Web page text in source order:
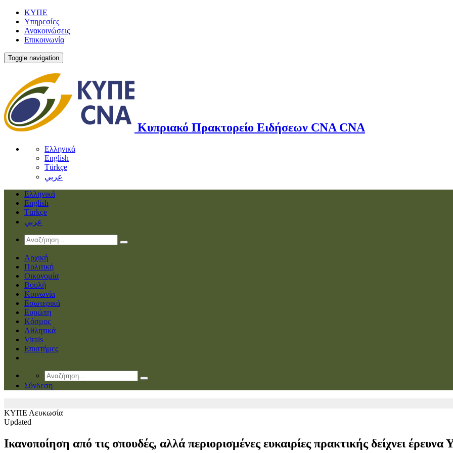
ΚΥΠΕ
Υπηρεσίες
Ανακοινώσεις
Επικοινωνία
Toggle navigation
Κυπριακό Πρακτορείο Ειδήσεων CNA CNA
Ελληνικά
English
Türkçe
عربي
Ελληνικά
English
Türkçe
عربي
Αρχική
Πολιτική
Οικονομία
Βουλή
Κοινωνία
Εσωτερικά
Ευρώπη
Κόσμος
Αθλητικά
Virals
Επιστήμες
Σύνδεση
ΚΥΠΕ Λευκωσία
Updated
Ικανοποίηση από τις σπουδές, αλλά περιορισμένες ευκαιρίες πρακτικής δείχνει